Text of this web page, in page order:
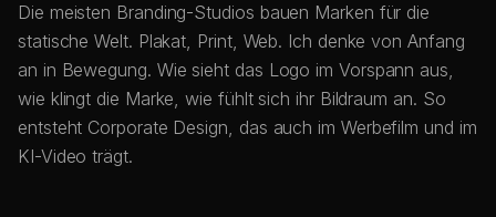
Die meisten Branding-Studios bauen Marken für die
statische Welt. Plakat, Print, Web. Ich denke von Anfang
an in Bewegung. Wie sieht das Logo im Vorspann aus,
wie klingt die Marke, wie fühlt sich ihr Bildraum an. So
entsteht Corporate Design, das auch im Werbefilm und im
KI-Video trägt.